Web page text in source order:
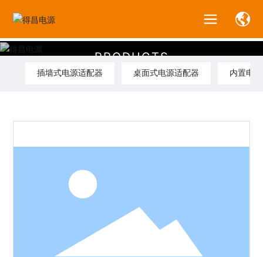
PRODUCTS
插墙式电源适配器 桌面式电源适配器 内置电